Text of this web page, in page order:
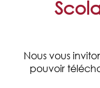
Nous vous
pouvoir